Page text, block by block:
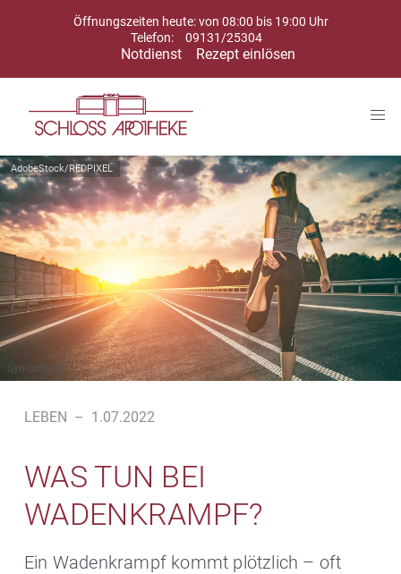
Öffnungszeiten heute: von 08:00 bis 19:00 Uhr
Telefon:
09131/25304
Notdienst Rezept einlösen
AdobeStock/REDPIXEL
Symbolbild
LEBEN – 1.07.2022
WAS TUN BEI
WADENKRAMPF?
Ein Wadenkrampf kommt plötzlich – oft